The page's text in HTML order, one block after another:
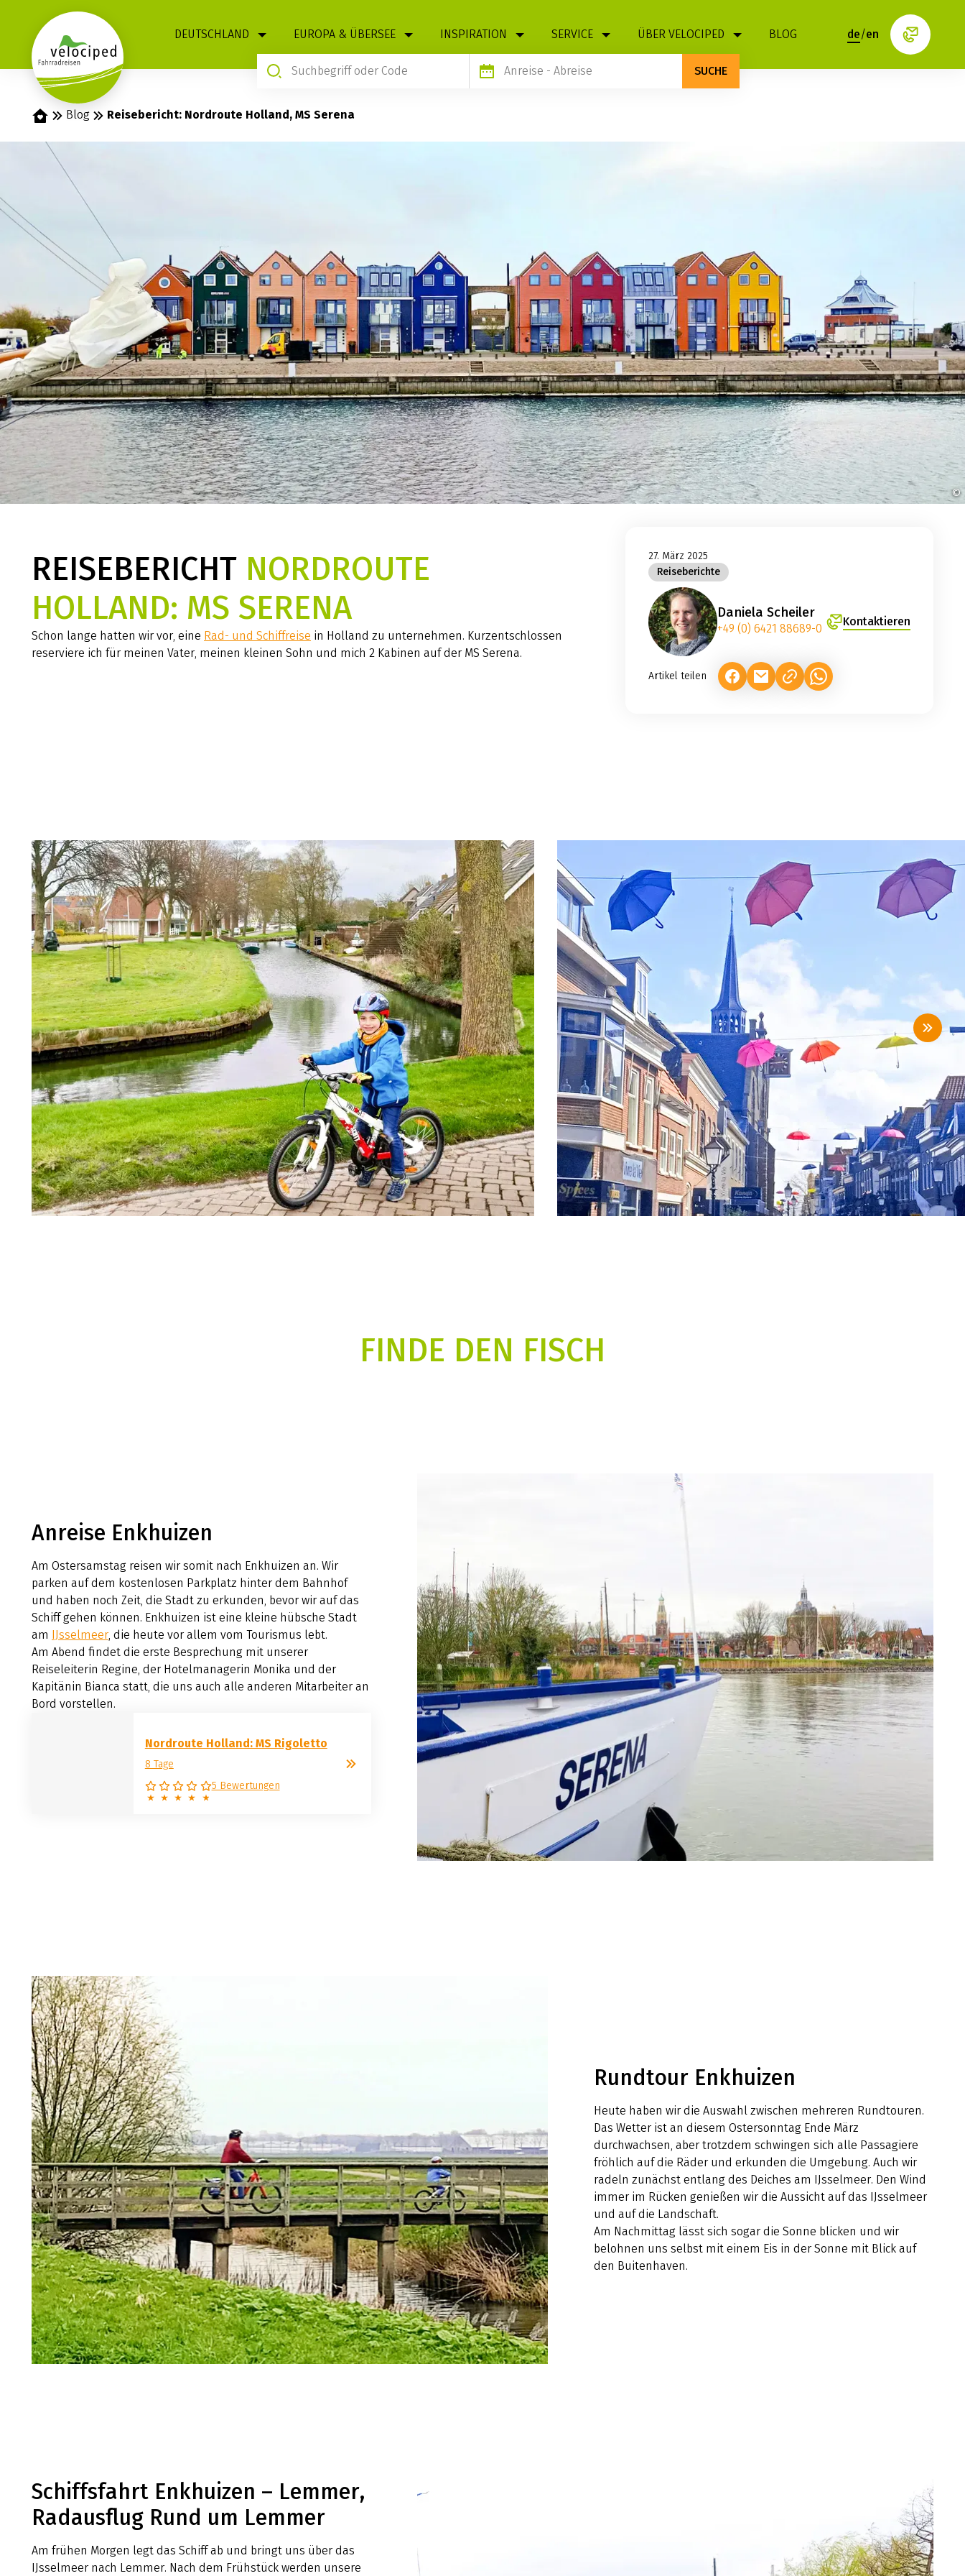
DEUTSCHLAND EUROPA & ÜBERSEE INSPIRATION SERVICE ÜBER VELOCIPED BLOG
Anreise - Abreise SUCHE
de/en
Startseite
Blog Reisebericht: Nordroute Holland, MS Serena
©
REISEBERICHT NORDROUTE
HOLLAND: MS SERENA
Schon lange hatten wir vor, eine Rad- und Schiffreise in Holland zu unternehmen. Kurzentschlossen
reserviere ich für meinen Vater, meinen kleinen Sohn und mich 2 Kabinen auf der MS Serena.
27. März 2025
Reiseberichte
Daniela Scheiler
+49 (0) 6421 88689-0
Kontaktieren
Artikel teilen (LINK ÖFFNET IN NEUEM TAB)
(LINK ÖFFNET IN NEUEM TAB)
(LINK ÖFFNET IN NEUEM TAB)
FINDE DEN FISCH
Anreise Enkhuizen
Am Ostersamstag reisen wir somit nach Enkhuizen an. Wir
parken auf dem kostenlosen Parkplatz hinter dem Bahnhof
und haben noch Zeit, die Stadt zu erkunden, bevor wir auf das
Schiff gehen können. Enkhuizen ist eine kleine hübsche Stadt
am IJsselmeer , die heute vor allem vom Tourismus lebt.
Am Abend findet die erste Besprechung mit unserer
Reiseleiterin Regine, der Hotelmanagerin Monika und der
Kapitänin Bianca statt, die uns auch alle anderen Mitarbeiter an
Bord vorstellen.
Nordroute Holland: MS Rigoletto
8 Tage
5 Bewertungen
Rundtour Enkhuizen
Heute haben wir die Auswahl zwischen mehreren Rundtouren.
Das Wetter ist an diesem Ostersonntag Ende März
durchwachsen, aber trotzdem schwingen sich alle Passagiere
fröhlich auf die Räder und erkunden die Umgebung. Auch wir
radeln zunächst entlang des Deiches am IJsselmeer. Den Wind
immer im Rücken genießen wir die Aussicht auf das IJsselmeer
und auf die Landschaft.
Am Nachmittag lässt sich sogar die Sonne blicken und wir
belohnen uns selbst mit einem Eis in der Sonne mit Blick auf
den Buitenhaven.
Schiffsfahrt Enkhuizen – Lemmer,
Radausflug Rund um Lemmer
Am frühen Morgen legt das Schiff ab und bringt uns über das
IJsselmeer nach Lemmer. Nach dem Frühstück werden unsere